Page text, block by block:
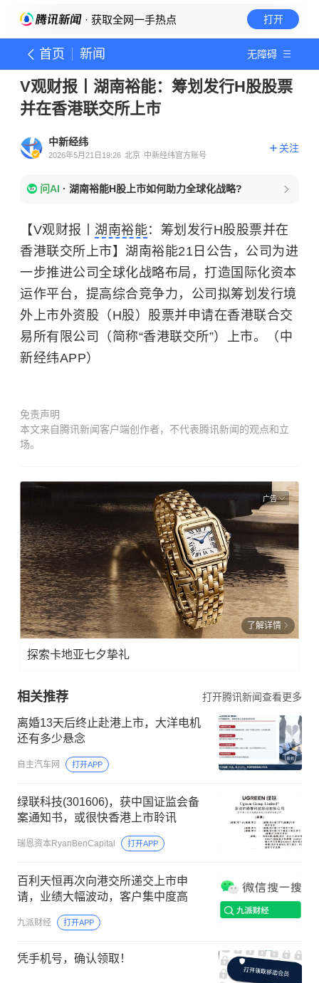
· 获取全网一手热点 打开
首页 新闻 无障碍
V观财报丨湖南裕能：筹划发行H股股票
并在香港联交所上市
中新经纬
2026年5月21日19:26 北京 中新经纬官方账号
关注
问AI · 湖南裕能H股上市如何助力全球化战略?
【V观财报丨 湖南裕能：筹划发行H股股票并在
香港联交所上市】湖南裕能21日公告，公司为进
一步推进公司全球化战略布局，打造国际化资本
运作平台，提高综合竞争力，公司拟筹划发行境
外上市外资股（H股）股票并申请在香港联合交
易所有限公司（简称“香港联交所”）上市。（中
新经纬APP）
免责声明
本文来自腾讯新闻客户端创作者，不代表腾讯新闻的观点和立
场。
广告
了解详情
探索卡地亚七夕挚礼
相关推荐 打开腾讯新闻查看更多
离婚13天后终止赴港上市，大洋电机
还有多少悬念
自主汽车网 打开APP
绿联科技(301606)，获中国证监会备
案通知书，或很快香港上市聆讯
瑞恩资本RyanBenCapital 打开APP
百利天恒再次向港交所递交上市申
请，业绩大幅波动，客户集中度高
九派财经 打开APP
凭手机号，确认领取！